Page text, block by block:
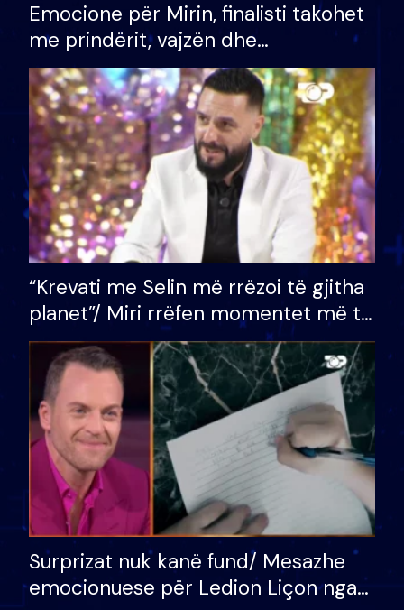
Emocione për Mirin, finalisti takohet
me prindërit, vajzën dhe
bashkëshorten: S’kemi ndonjë letër
divorci apo jo?
“Krevati me Selin më rrëzoi të gjitha
planet”/ Miri rrëfen momentet më të
bukura në shtëpinë e BB VIP: Do më
mungojë zilja e mëngjesit kur…
Surprizat nuk kanë fund/ Mesazhe
emocionuese për Ledion Liçon nga